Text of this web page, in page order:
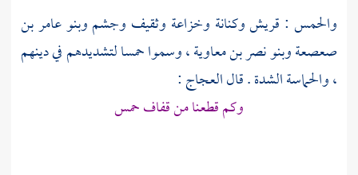
والحمس : قريشوكنانة وخزاعة وثقيف وجشموبنو عامر بن
صعصعةوبنو نصر بن معاوية، وسموا حمسا لتشديدهم في دينهم
، والحماسة الشدة . قالالعجاج:
وكم قطعنا من قفاف حمس